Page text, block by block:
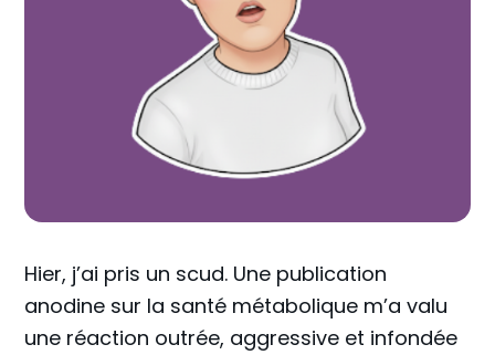
Hier, j’ai pris un scud. Une publication
anodine sur la santé métabolique m’a valu
une réaction outrée, aggressive et infondée